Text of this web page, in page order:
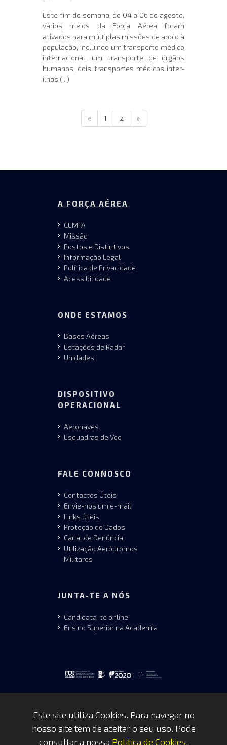
Este fim de semana, de 04 a 06 de agosto,
vários meios da Força Aérea foram
ativados para múltiplas missões de apoio à
população, incluindo um transporte médico
internacional, um transporte de órgãos
humanos, dois transportes médicos inter-
ilhas,(...)
« 1 2 »
A FORÇA AÉREA
CEMFA
Missão
Postos e Distintivos
Informação Legal
Política de Privacidade
Acessibilidade
ONDE ESTAMOS
Bases Aéreas
Estações de Radar
Unidades
DISPOSITIVO
OPERACIONAL
Aeronaves
Esquadras de Voo
FALE CONNOSCO
Contactos Úteis
Envie-nos um e-mail
Links Úteis
Proteção de Dados
Canal de Denúncia
Utilização Aeródromos
Militares
JUNTA-TE A NÓS
Candidata-te online
Ensino Superior na Academia
Copyrights © 2026 by FAP - DCSI -
Este site utiliza Cookies. Para navegar no
nosso site tem de aceitar o seu uso. Pode
consultar a nossa Politica de Cookies.